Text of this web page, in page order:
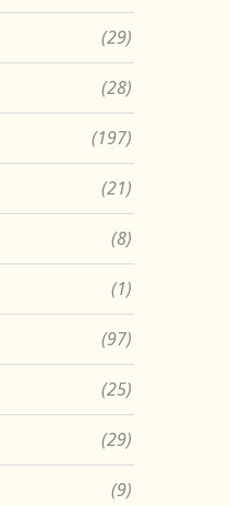
(29)
(28)
(197)
(21)
(8)
(1)
(97)
(25)
(29)
(9)